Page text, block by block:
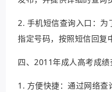
2. 手机短信查询入口：
指定号码，按照短信回复
四、2011年成人高考成
1. 方便快捷：通过网络查